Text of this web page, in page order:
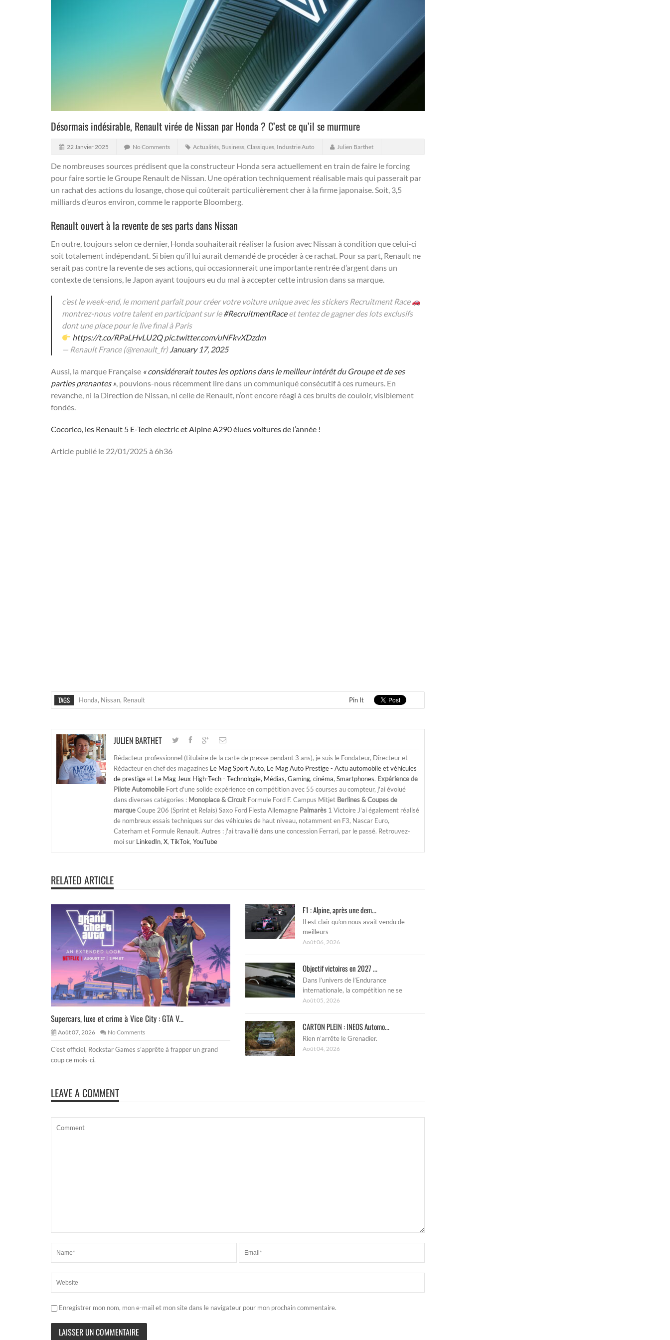
Désormais indésirable, Renault virée de Nissan par Honda ? C’est ce qu’il se murmure
22 Janvier 2025 No Comments Actualités, Business, Classiques, Industrie Auto Julien Barthet
De nombreuses sources prédisent que la constructeur Honda sera actuellement en train de faire le forcing
pour faire sortie le Groupe Renault de Nissan. Une opération techniquement réalisable mais qui passerait par
un rachat des actions du losange, chose qui coûterait particulièrement cher à la firme japonaise. Soit, 3,5
milliards d’euros environ, comme le rapporte Bloomberg.
Renault ouvert à la revente de ses parts dans Nissan
En outre, toujours selon ce dernier, Honda souhaiterait réaliser la fusion avec Nissan à condition que celui-ci
soit totalement indépendant. Si bien qu’il lui aurait demandé de procéder à ce rachat. Pour sa part, Renault ne
serait pas contre la revente de ses actions, qui occasionnerait une importante rentrée d’argent dans un
contexte de tensions, le Japon ayant toujours eu du mal à accepter cette intrusion dans sa marque.
c’est le week-end, le moment parfait pour créer votre voiture unique avec les stickers Recruitment Race
montrez-nous votre talent en participant sur le#RecruitmentRaceet tentez de gagner des lots exclusifs
dont une place pour le live final à Paris
https://t.co/RPaLHvLU2Qpic.twitter.com/uNFkvXDzdm
— Renault France (@renault_fr)January 17, 2025
Aussi, la marque Française « considérerait toutes les options dans le meilleur intérêt du Groupe et de ses
parties prenantes », pouvions-nous récemment lire dans un communiqué consécutif à ces rumeurs. En
revanche, ni la Direction de Nissan, ni celle de Renault, n’ont encore réagi à ces bruits de couloir, visiblement
fondés.
Cocorico, les Renault 5 E-Tech electric et Alpine A290 élues voitures de l’année !
Article publié le 22/01/2025 à 6h36
TAGS Honda, Nissan, Renault Pin It
JULIEN BARTHET
Rédacteur professionnel (titulaire de la carte de presse pendant 3 ans), je suis le Fondateur, Directeur et
Rédacteur en chef des magazines Le Mag Sport Auto, Le Mag Auto Prestige - Actu automobile et véhicules
de prestigeet Le Mag Jeux High-Tech - Technologie, Médias, Gaming, cinéma, Smartphones. Expérience de
Pilote Automobile Fort d'une solide expérience en compétition avec 55 courses au compteur, j'ai évolué
dans diverses catégories : Monoplace & Circuit Formule Ford F. Campus Mitjet Berlines & Coupes de
marqueCoupe 206 (Sprint et Relais) Saxo Ford Fiesta Allemagne Palmarès 1 Victoire J'ai également réalisé
de nombreux essais techniques sur des véhicules de haut niveau, notamment en F3, Nascar Euro,
Caterham et Formule Renault. Autres : j'ai travaillé dans une concession Ferrari, par le passé. Retrouvez-
moi sur LinkedIn, X, TikTok, YouTube
RELATED ARTICLE
Supercars, luxe et crime à Vice City : GTA V...
Août 07, 2026 No Comments
C’est officiel, Rockstar Games s’apprête à frapper un grand
coup ce mois-ci.
F1 : Alpine, après une dem...
Il est clair qu’on nous avait vendu de
meilleurs
Août 06, 2026
Objectif victoires en 2027 ...
Dans l’univers de l’Endurance
internationale, la compétition ne se
Août 05, 2026
CARTON PLEIN : INEOS Automo...
Rien n’arrête le Grenadier.
Août 04, 2026
LEAVE A COMMENT
Enregistrer mon nom, mon e-mail et mon site dans le navigateur pour mon prochain commentaire.